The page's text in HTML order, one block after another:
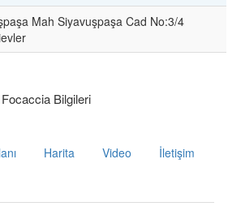
Mah Siyavuşpaşa Cad No:3/4
Focaccia Bilgileri
Harita Video İletişim